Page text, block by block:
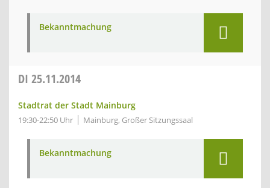
Bekanntmachung
DI 25.11.2014
Stadtrat der Stadt Mainburg
19:30-22:50 Uhr Mainburg, Großer Sitzungssaal
Bekanntmachung